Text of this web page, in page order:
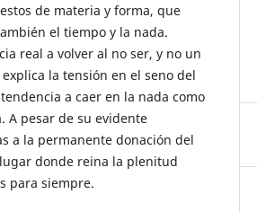
de materia y forma, que
el tiempo y la nada.
real a volver al no ser, y no un
la tensión en el seno del
a caer en la nada como
A pesar de su evidente
a la permanente donación del
donde reina la plenitud
para siempre.